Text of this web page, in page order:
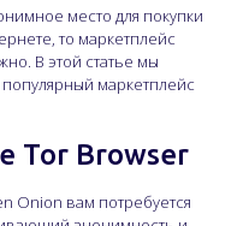
место для покупки
то маркетплейс
В этой статье мы
популярный маркетплейс
Tor Browser
Onion вам потребуется